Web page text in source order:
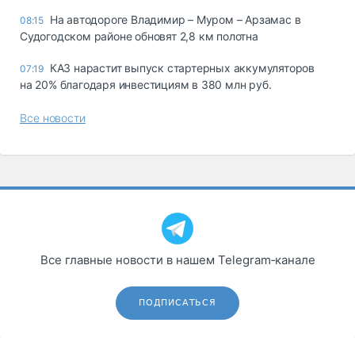
08:15 На автодороге Владимир – Муром – Арзамас в
Судогодском районе обновят 2,8 км полотна
07:19 КАЗ нарастит выпуск стартерных аккумуляторов
на 20% благодаря инвестициям в 380 млн руб.
Все новости
Все главные новости в нашем Telegram‑канале
ПОДПИСАТЬСЯ